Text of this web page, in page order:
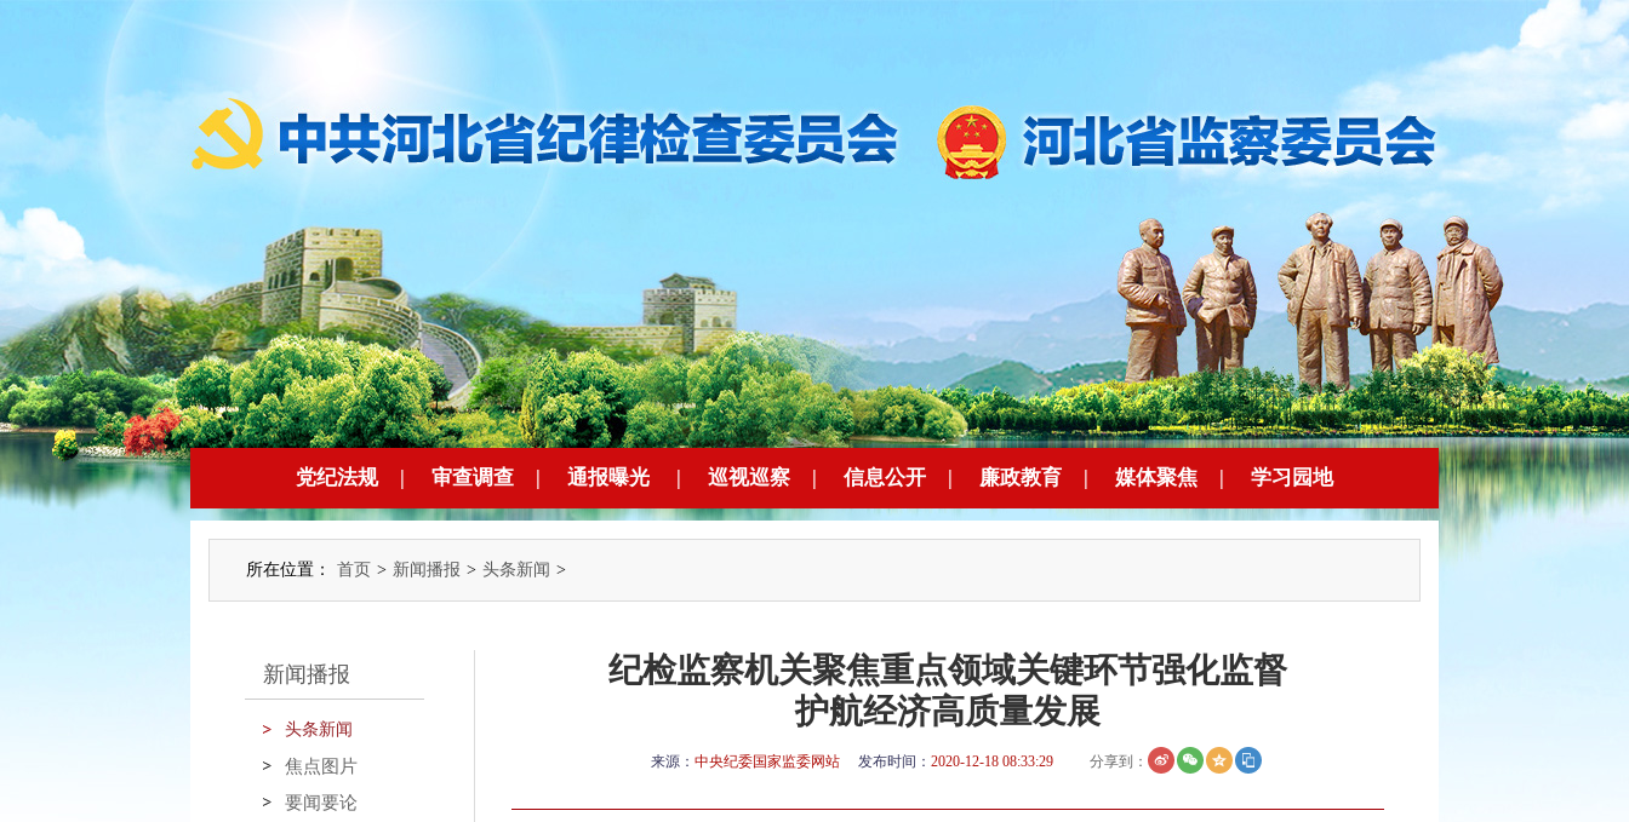
党纪法规 | 审查调查 | 通报曝光 | 巡视巡察 | 信息公开 | 廉政教育 | 媒体聚焦 | 学习园地
所在位置： 首页 > 新闻播报 > 头条新闻 >
新闻播报
头条新闻
焦点图片
要闻要论
纪检监察机关聚焦重点领域关键环节强化监督
护航经济高质量发展
来源： 中央纪委国家监委网站 发布时间： 2020-12-18 08:33:29 分享到：